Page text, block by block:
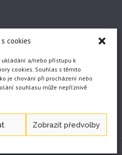
cookies
ukládání a/nebo přístupu k
cookies. Souhlas s těmito
je chování při procházení nebo
souhlasu může nepříznivě
Zobrazit předvolby
JČ